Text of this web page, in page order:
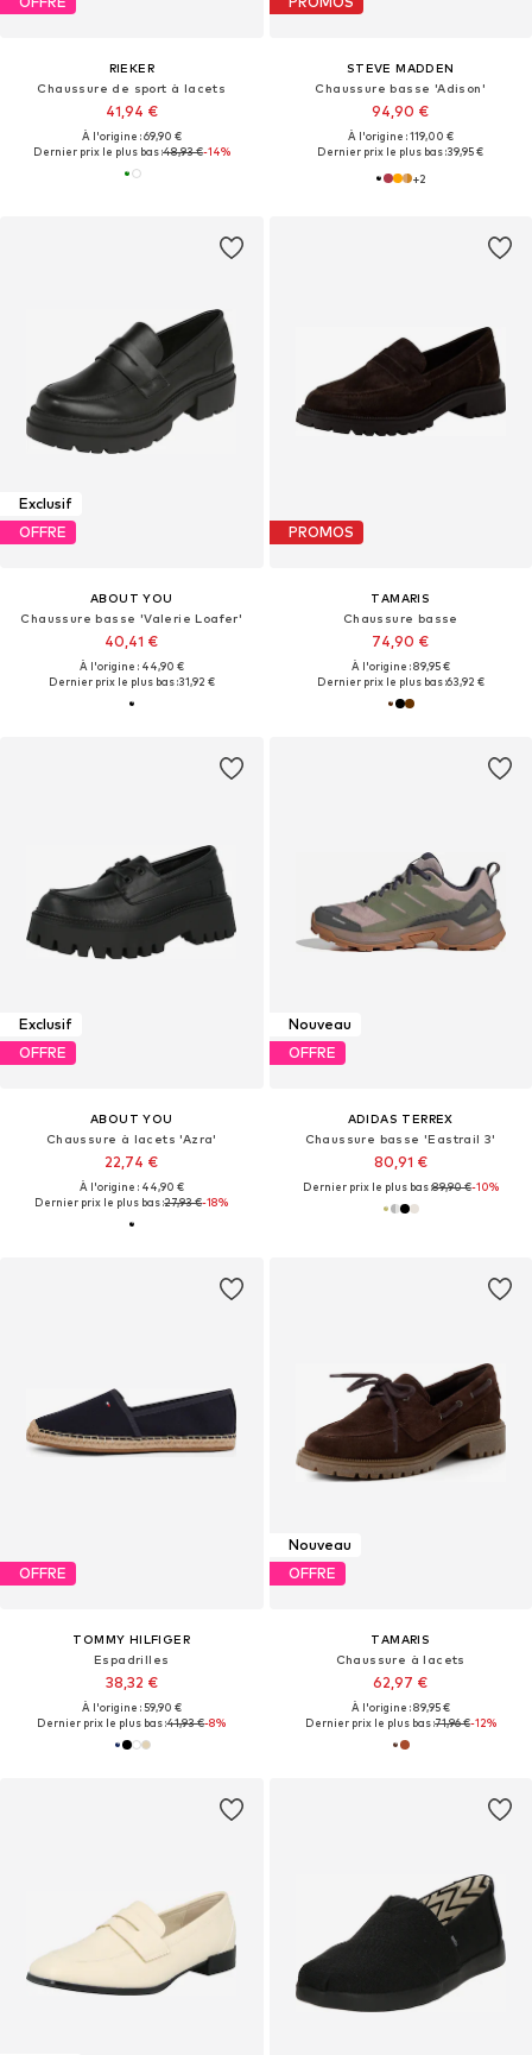
RIEKER
Chaussure de sport à lacets
41,94 €
À l'origine : 69,90 €
Dernier prix le plus bas :48,93 €-14%
STEVE MADDEN
Chaussure basse 'Adison'
94,90 €
À l'origine : 119,00 €
Dernier prix le plus bas :39,95 €
+2
Exclusif
OFFRE
ABOUT YOU
Chaussure basse 'Valerie Loafer'
40,41 €
À l'origine : 44,90 €
Dernier prix le plus bas :31,92 €
PROMOS
TAMARIS
Chaussure basse
74,90 €
À l'origine : 89,95 €
Dernier prix le plus bas :63,92 €
Exclusif
OFFRE
ABOUT YOU
Chaussure à lacets 'Azra'
22,74 €
À l'origine : 44,90 €
Dernier prix le plus bas :27,93 €-18%
Nouveau
OFFRE
ADIDAS TERREX
Chaussure basse 'Eastrail 3'
80,91 €
Dernier prix le plus bas :89,90 €-10%
OFFRE
TOMMY HILFIGER
Espadrilles
38,32 €
À l'origine : 59,90 €
Dernier prix le plus bas :41,93 €-8%
Nouveau
OFFRE
TAMARIS
Chaussure à lacets
62,97 €
À l'origine : 89,95 €
Dernier prix le plus bas :71,96 €-12%